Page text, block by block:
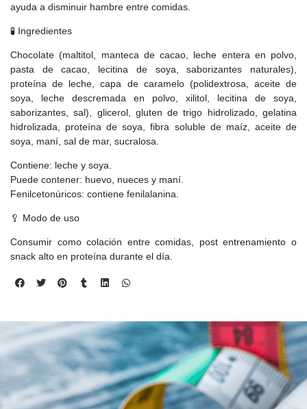
ayuda a disminuir hambre entre comidas.
🧪 Ingredientes
Chocolate (maltitol, manteca de cacao, leche entera en polvo,
pasta de cacao, lecitina de soya, saborizantes naturales),
proteína de leche, capa de caramelo (polidextrosa, aceite de
soya, leche descremada en polvo, xilitol, lecitina de soya,
saborizantes, sal), glicerol, gluten de trigo hidrolizado, gelatina
hidrolizada, proteína de soya, fibra soluble de maíz, aceite de
soya, maní, sal de mar, sucralosa.
Contiene: leche y soya.
Puede contener: huevo, nueces y maní.
Fenilcetonúricos: contiene fenilalanina.
🥄 Modo de uso
Consumir como colación entre comidas, post entrenamiento o
snack alto en proteína durante el día.